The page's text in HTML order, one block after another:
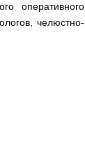
оперативного
челюстно-